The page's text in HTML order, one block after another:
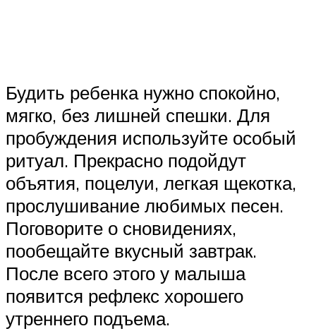
Будить ребенка нужно спокойно,
мягко, без лишней спешки. Для
пробуждения используйте особый
ритуал. Прекрасно подойдут
объятия, поцелуи, легкая щекотка,
прослушивание любимых песен.
Поговорите о сновидениях,
пообещайте вкусный завтрак.
После всего этого у малыша
появится рефлекс хорошего
утреннего подъема.